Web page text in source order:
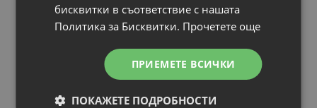
37.00 €
бисквитки в съответствие с нашата
Политика за Бисквитки. Прочетете още
ПРИЕМЕТЕ ВСИЧКИ
ПОКАЖЕТЕ ПОДРОБНОСТИ